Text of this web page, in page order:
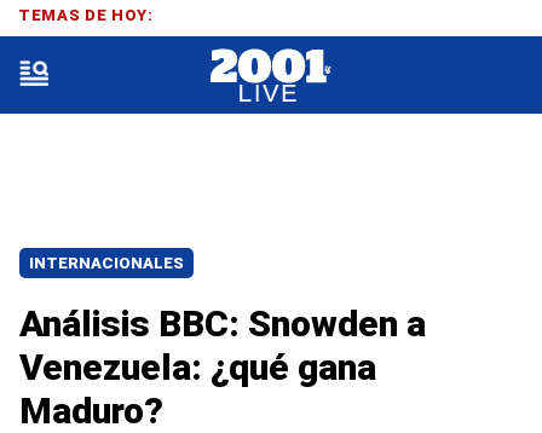
INTERNACIONALES
Análisis BBC: Snowden a
Venezuela: ¿qué gana
Maduro?
TEMAS DE HOY: